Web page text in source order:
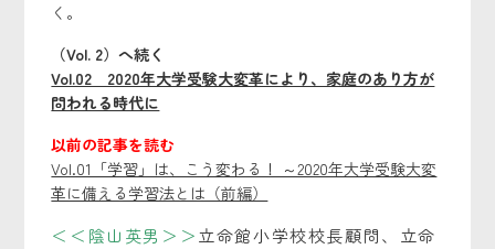
く。
（Vol. 2）へ続く
Vol.02 2020年大学受験大変革により、家庭のあり方が
問われる時代に
以前の記事を読む
Vol.01「学習」は、こう変わる！ ～2020年大学受験大変
革に備える学習法とは（前編）
＜＜陰山英男＞＞立命館小学校校長顧問、立命